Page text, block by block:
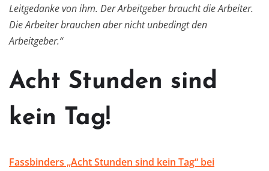
Leitgedanke von ihm. Der Arbeitgeber braucht die Arbeiter.
Die Arbeiter brauchen aber nicht unbedingt den
Arbeitgeber.“
Acht Stunden sind
kein Tag!
Fassbinders „Acht Stunden sind kein Tag“ bei